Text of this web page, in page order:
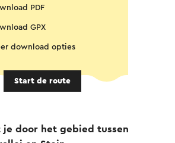
PDF
GPX
download opties
Start de route
je door het gebied tussen